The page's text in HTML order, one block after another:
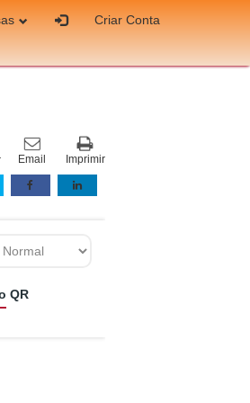
Criar Conta
Imprimir
Email
QR